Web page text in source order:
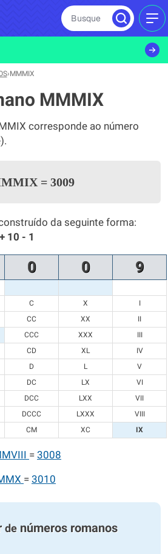
Busque
›MMMIX
MMMIX
corresponde ao número
= 3009
da seguinte forma:
10 - 1
0 0 9
C X
I
CC XX
II
CCC XXX
III
CD XL
IV
D L
V
DC LX
VI
DCC LXX
VII
DCCC LXXX
VIII
CM XC IX
= 3008
= 3010
de números romanos